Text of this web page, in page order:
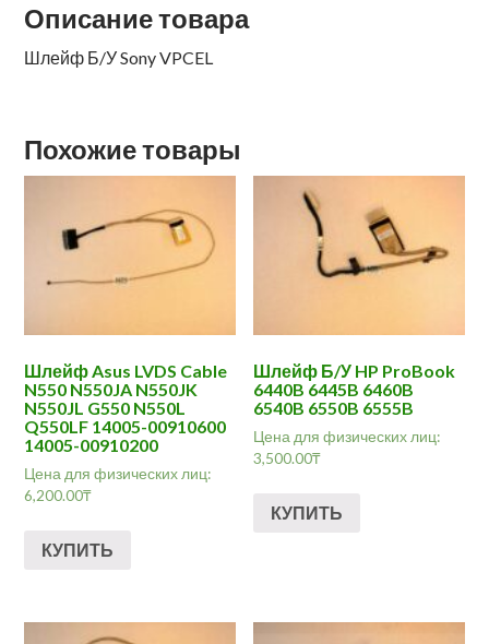
Описание товара
Шлейф Б/У Sony VPCEL
Похожие товары
Шлейф Asus LVDS Cable
N550 N550JA N550JK
N550JL G550 N550L
Q550LF 14005-00910600
14005-00910200
Цена для физических лиц:
6,200.00₸
КУПИТЬ
Шлейф Б/У HP ProBook
6440B 6445B 6460B
6540B 6550B 6555B
Цена для физических лиц:
3,500.00₸
КУПИТЬ